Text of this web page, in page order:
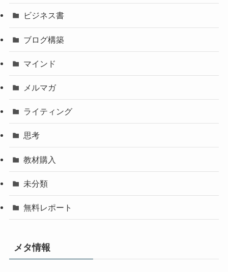
ビジネス書
ブログ構築
マインド
メルマガ
ライティング
思考
教材購入
未分類
無料レポート
メタ情報